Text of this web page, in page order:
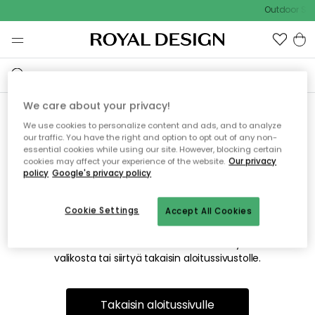
Outdoor
Emme valitettavasti löydä
etsimääsi sivua
Tämä voi johtua siitä, että sivua ei enää ole tai siitä, että se
on siirretty muualle. Pahoittelemme tästä mahdollisesti
valikosta tai siirtyä takaisin aloitussivustolle.
Takaisin aloitussivulle
We care about your privacy!
We use cookies to personalize content and ads, and to analyze
our traffic. You have the right and option to opt out of any non-
essential cookies while using our site. However, blocking certain
cookies may affect your experience of the website. Our privacy
policy Google's privacy policy
Accept All Cookies
Cookie Settings